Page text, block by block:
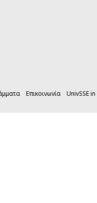
Επικοινωνία UnivSSE